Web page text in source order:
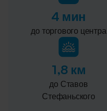
4 мин
до торгового центра
1,8 км
до Ставов
Стефаньского